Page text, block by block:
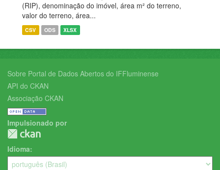
(RIP), denominação do imóvel, área m² do terreno,
valor do terreno, área...
CSV ODS XLSX
Sobre Portal de Dados Abertos do IFFluminense
API do CKAN
Associação CKAN
Impulsionado por
Idioma